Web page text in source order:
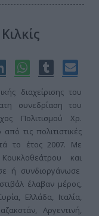
διαχείρισης του
συνεδρίαση του
Πολιτισμού Χρ.
τις πολιτιστικές
το έτος 2007. Με
και
ή συνδιοργάνωσε
έλαβαν μέρος,
Ελλάδα, Ιταλία,
Αργεντινή,